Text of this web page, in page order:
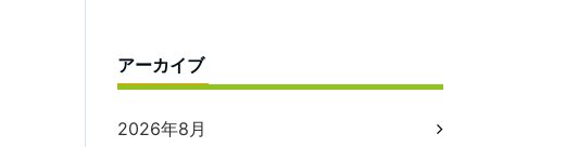
アーカイブ
2026年8月